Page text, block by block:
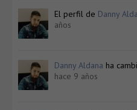
El perfil de Danny
años
Danny Aldana ha
hace 9 años